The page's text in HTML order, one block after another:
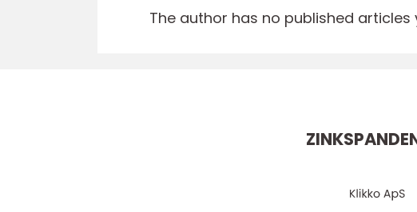
The author has no published articles